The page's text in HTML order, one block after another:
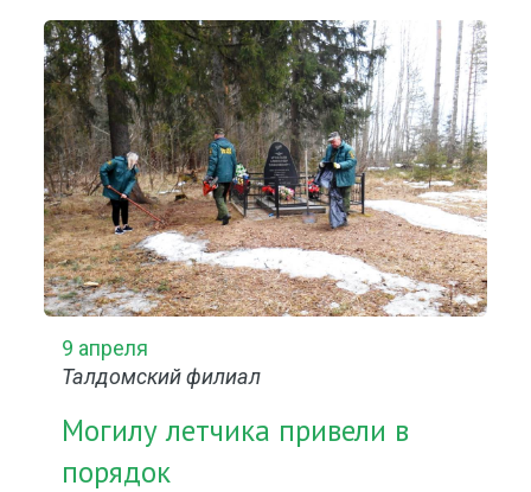
9 апреля
Талдомский филиал
Могилу летчика привели в
порядок